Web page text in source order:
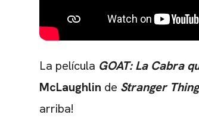
La película GOAT: La Cabra
McLaughlin de Stranger
arriba!